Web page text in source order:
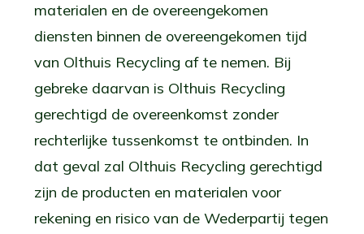
materialen en de overeengekomen
diensten binnen de overeengekomen tijd
van Olthuis Recycling af te nemen. Bij
gebreke daarvan is Olthuis Recycling
gerechtigd de overeenkomst zonder
rechterlijke tussenkomst te ontbinden. In
dat geval zal Olthuis Recycling gerechtigd
zijn de producten en materialen voor
rekening en risico van de Wederpartij tegen